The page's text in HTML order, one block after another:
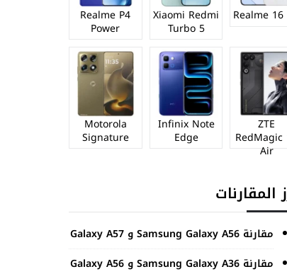
Realme 16
Xiaomi Redmi
Turbo 5
Realme P4
Power
ZTE
RedMagic
Air
Infinix Note
Edge
Motorola
Signature
المقارنات
مقارنة Samsung Galaxy A56 و Galaxy A57
مقارنة Samsung Galaxy A36 و Galaxy A56